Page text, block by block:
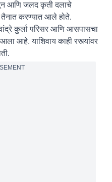
आणि जलद कृती दलाचे
तैनात करण्यात आले होते.
कुर्ला परिसर आणि आसपासचा
आहे. याशिवाय काही रस्त्यांवर